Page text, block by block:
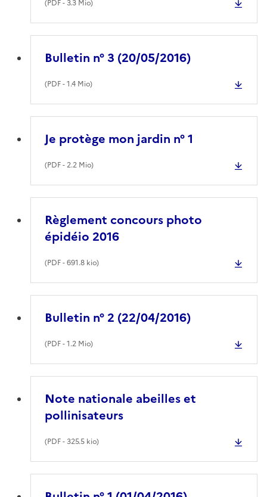
(PDF- 3.3 Mio)
Bulletin n° 3 (20/05/2016)
(PDF- 1.4 Mio)
Je protège mon jardin n° 1
(PDF- 2.2 Mio)
Règlement concours photo
épidéio 2016
(PDF- 691.8 kio)
Bulletin n° 2 (22/04/2016)
(PDF- 1.2 Mio)
Note nationale abeilles et
pollinisateurs
(PDF- 325.5 kio)